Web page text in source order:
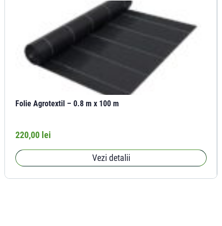
Folie Agrotextil – 0.8 m x 100 m
220,00 lei
Vezi detalii